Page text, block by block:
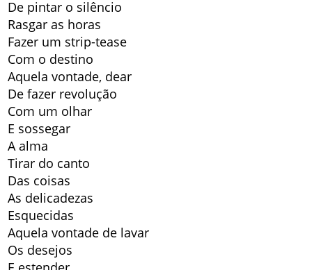
De pintar o silêncio
Rasgar as horas
Fazer um strip-tease
Com o destino
Aquela vontade, dear
De fazer revolução
Com um olhar
E sossegar
A alma
Tirar do canto
Das coisas
As delicadezas
Esquecidas
Aquela vontade de lavar
Os desejos